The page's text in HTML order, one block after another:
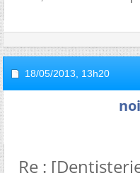
18/05/2013, 13h20
Re :